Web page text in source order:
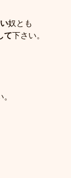
奴とも
て 下さい。